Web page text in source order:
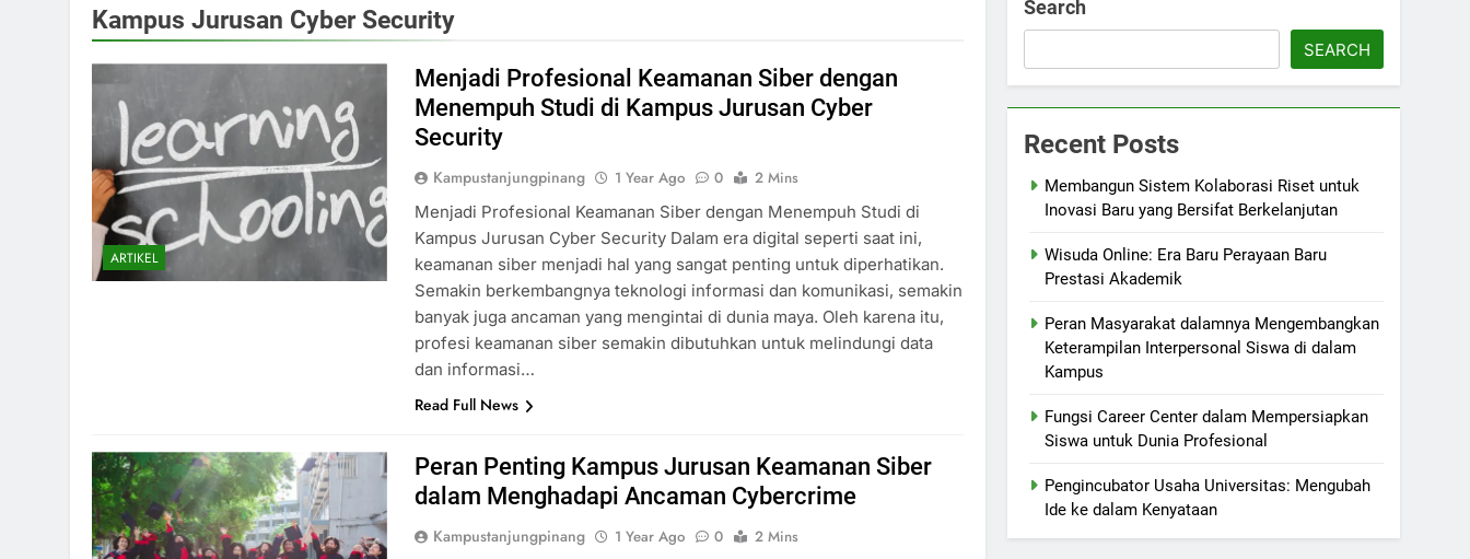
Kampus Jurusan Cyber Security
ARTIKEL
Menjadi Profesional Keamanan Siber dengan
Menempuh Studi di Kampus Jurusan Cyber
Security
Kampustanjungpinang 1 Year Ago 0
2 Mins
Menjadi Profesional Keamanan Siber dengan Menempuh Studi di
Kampus Jurusan Cyber Security Dalam era digital seperti saat ini,
keamanan siber menjadi hal yang sangat penting untuk diperhatikan.
Semakin berkembangnya teknologi informasi dan komunikasi, semakin
banyak juga ancaman yang mengintai di dunia maya. Oleh karena itu,
profesi keamanan siber semakin dibutuhkan untuk melindungi data
dan informasi…
Read Full News
Peran Penting Kampus Jurusan Keamanan Siber
dalam Menghadapi Ancaman Cybercrime
Kampustanjungpinang 1 Year Ago 0
2 Mins
Search
SEARCH
Recent Posts
Membangun Sistem Kolaborasi Riset untuk
Inovasi Baru yang Bersifat Berkelanjutan
Wisuda Online: Era Baru Perayaan Baru
Prestasi Akademik
Peran Masyarakat dalamnya Mengembangkan
Keterampilan Interpersonal Siswa di dalam
Kampus
Fungsi Career Center dalam Mempersiapkan
Siswa untuk Dunia Profesional
Pengincubator Usaha Universitas: Mengubah
Ide ke dalam Kenyataan